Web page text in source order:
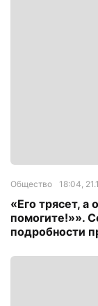
Общество 18:04,
«Его трясет, а
помогите!»».
подробности